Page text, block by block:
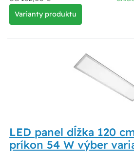
Varianty produktu
LED panel dĺžka 120
príkon 54 W výber